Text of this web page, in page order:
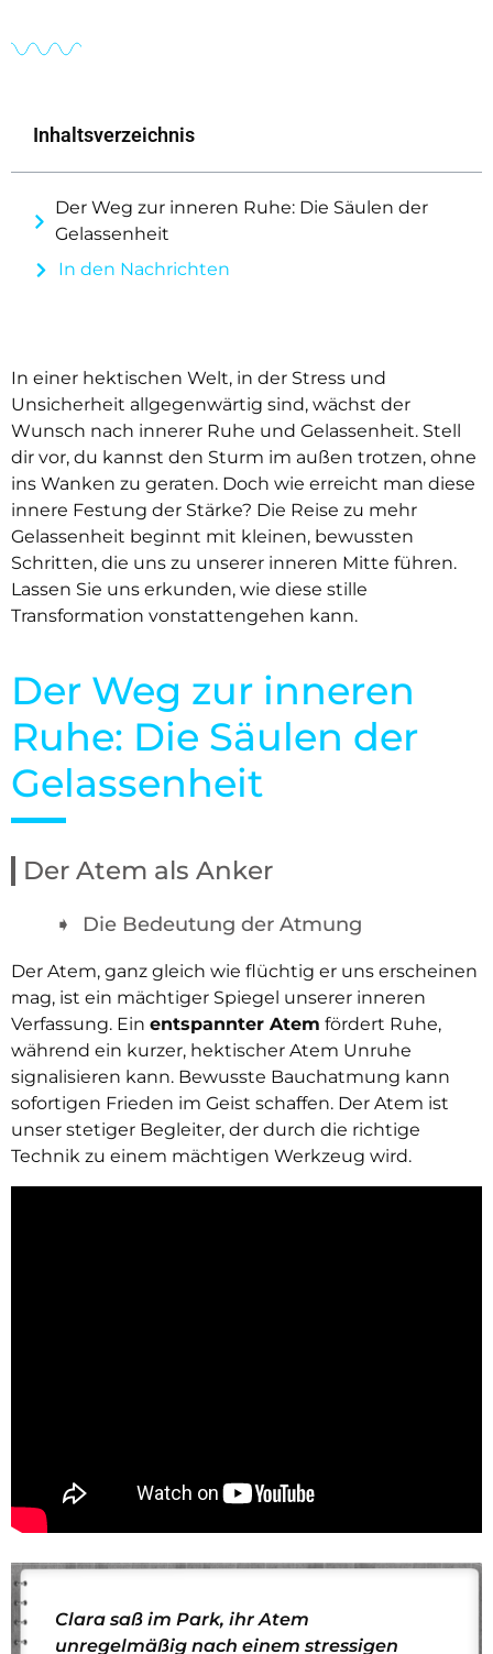
Inhaltsverzeichnis
Der Weg zur inneren Ruhe: Die Säulen der
Gelassenheit
In den Nachrichten
In einer hektischen Welt, in der Stress und
Unsicherheit allgegenwärtig sind, wächst der
Wunsch nach innerer Ruhe und Gelassenheit. Stell
dir vor, du kannst den Sturm im außen trotzen, ohne
ins Wanken zu geraten. Doch wie erreicht man diese
innere Festung der Stärke? Die Reise zu mehr
Gelassenheit beginnt mit kleinen, bewussten
Schritten, die uns zu unserer inneren Mitte führen.
Lassen Sie uns erkunden, wie diese stille
Transformation vonstattengehen kann.
Der Weg zur inneren
Ruhe: Die Säulen der
Gelassenheit
Der Atem als Anker
Die Bedeutung der Atmung
Der Atem, ganz gleich wie flüchtig er uns erscheinen
mag, ist ein mächtiger Spiegel unserer inneren
Verfassung. Ein entspannter Atem fördert Ruhe,
während ein kurzer, hektischer Atem Unruhe
signalisieren kann. Bewusste Bauchatmung kann
sofortigen Frieden im Geist schaffen. Der Atem ist
unser stetiger Begleiter, der durch die richtige
Technik zu einem mächtigen Werkzeug wird.
Clara saß im Park, ihr Atem
unregelmäßig nach einem stressigen